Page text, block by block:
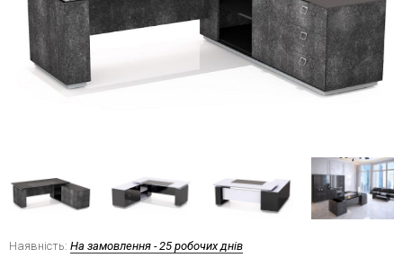
Наявність: На замовлення - 25 робочих днів